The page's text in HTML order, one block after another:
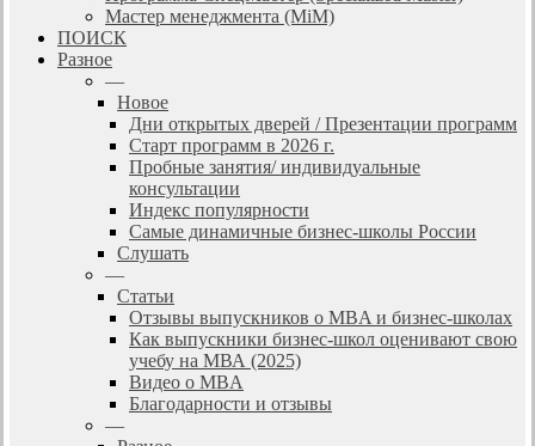
Мастер менеджмента (MiM)
ПОИСК
Разное
—
Новое
Дни открытых дверей / Презентации программ
Старт программ в 2026 г.
Пробные занятия/ индивидуальные
консультации
Индекс популярности
Самые динамичные бизнес-школы России
Слушать
—
Статьи
Отзывы выпускников о MBA и бизнес-школах
Как выпускники бизнес-школ оценивают свою
учебу на МВА (2025)
Видео о MBA
Благодарности и отзывы
—